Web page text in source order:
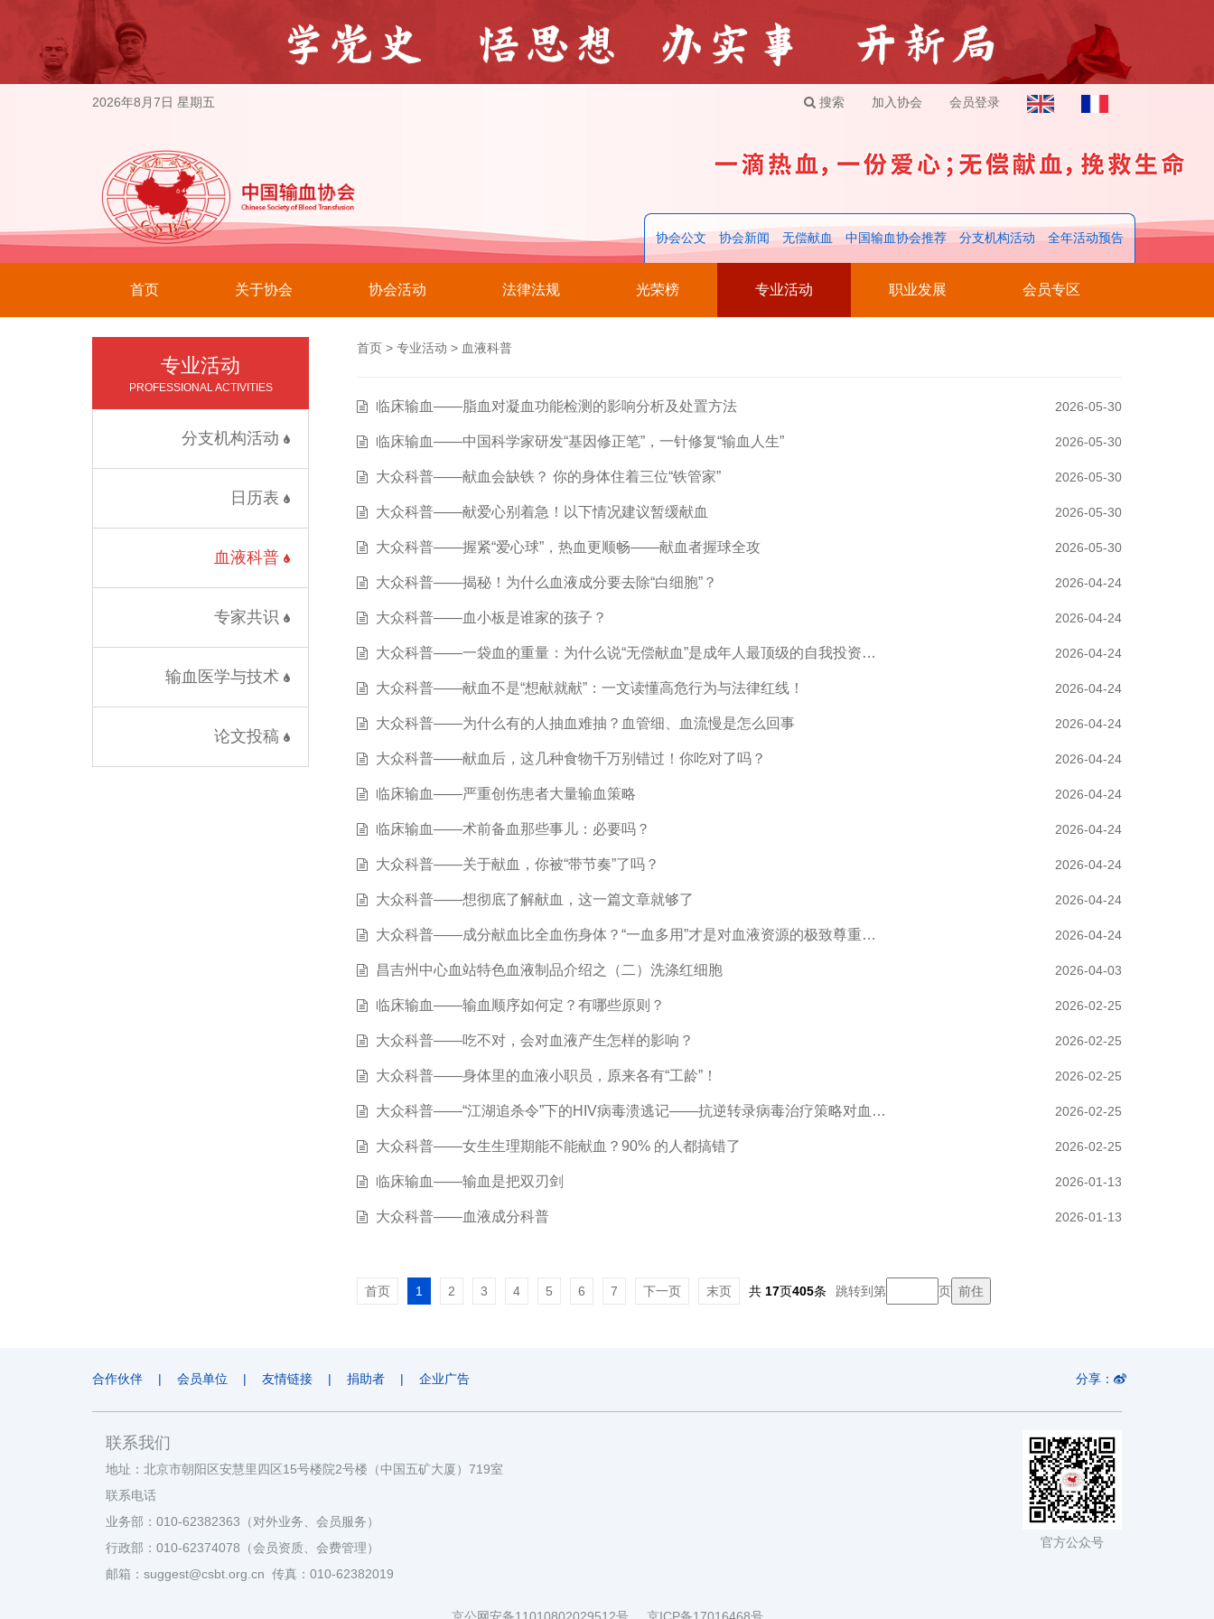
2026年8月7日 星期五 搜索 加入协会 会员登录
协会公文 协会新闻 无偿献血 中国输血协会推荐 分支机构活动 全年活动预告
首页 关于协会 协会活动 法律法规 光荣榜 专业活动 职业发展 会员专区
专业活动
PROFESSIONAL ACTIVITIES
分支机构活动
日历表
血液科普
专家共识
输血医学与技术
论文投稿
首页> 专业活动 > 血液科普
临床输血——脂血对凝血功能检测的影响分析及处置方法 2026-05-30
临床输血——中国科学家研发“基因修正笔”，一针修复“输血人生” 2026-05-30
大众科普——献血会缺铁？ 你的身体住着三位“铁管家” 2026-05-30
大众科普——献爱心别着急！以下情况建议暂缓献血 2026-05-30
大众科普——握紧“爱心球”，热血更顺畅——献血者握球全攻 2026-05-30
大众科普——揭秘！为什么血液成分要去除“白细胞”？ 2026-04-24
大众科普——血小板是谁家的孩子？ 2026-04-24
大众科普——一袋血的重量：为什么说“无偿献血”是成年人最顶级的自我投资… 2026-04-24
大众科普——献血不是“想献就献”：一文读懂高危行为与法律红线！ 2026-04-24
大众科普——为什么有的人抽血难抽？血管细、血流慢是怎么回事 2026-04-24
大众科普——献血后，这几种食物千万别错过！你吃对了吗？ 2026-04-24
临床输血——严重创伤患者大量输血策略 2026-04-24
临床输血——术前备血那些事儿：必要吗？ 2026-04-24
大众科普——关于献血，你被“带节奏”了吗？ 2026-04-24
大众科普——想彻底了解献血，这一篇文章就够了 2026-04-24
大众科普——成分献血比全血伤身体？“一血多用”才是对血液资源的极致尊重… 2026-04-24
昌吉州中心血站特色血液制品介绍之（二）洗涤红细胞 2026-04-03
临床输血——输血顺序如何定？有哪些原则？ 2026-02-25
大众科普——吃不对，会对血液产生怎样的影响？ 2026-02-25
大众科普——身体里的血液小职员，原来各有“工龄”！ 2026-02-25
大众科普——“江湖追杀令”下的HIV病毒溃逃记——抗逆转录病毒治疗策略对血… 2026-02-25
大众科普——女生生理期能不能献血？90% 的人都搞错了 2026-02-25
临床输血——输血是把双刃剑 2026-01-13
大众科普——血液成分科普 2026-01-13
首页 1 2 3 4 5 6 7 下一页 末页 共 17页405条 跳转到第 页
合作伙伴 | 会员单位 | 友情链接 | 捐助者 | 企业广告 分享：
联系我们
地址：北京市朝阳区安慧里四区15号楼院2号楼（中国五矿大厦）719室
联系电话
业务部：010-62382363（对外业务、会员服务）
行政部：010-62374078（会员资质、会费管理）
邮箱：suggest@csbt.org.cn 传真：010-62382019
官方公众号